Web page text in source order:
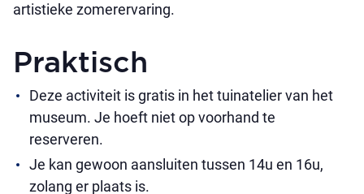
artistieke zomerervaring.
Praktisch
Deze activiteit is gratis in het tuinatelier van het
museum. Je hoeft niet op voorhand te
reserveren.
Je kan gewoon aansluiten tussen 14u en 16u,
zolang er plaats is.